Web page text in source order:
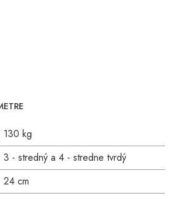
130 kg
3 - stredný a 4 - stredne tvrdý
24 cm